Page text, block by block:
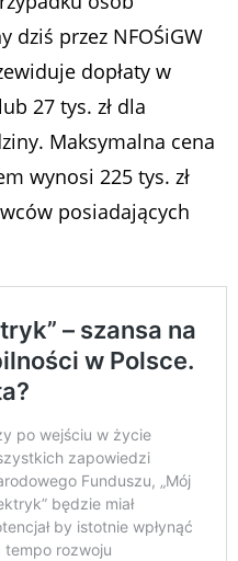
dziś przez NFOŚiGW
dopłaty w
27 tys. zł dla
Maksymalna cena
wynosi 225 tys. zł
posiadających